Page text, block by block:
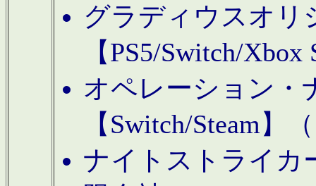
グラディウスオリ
【PS5/Switch/
オペレーション・
【Switch/Steam】
ナイトストライカ